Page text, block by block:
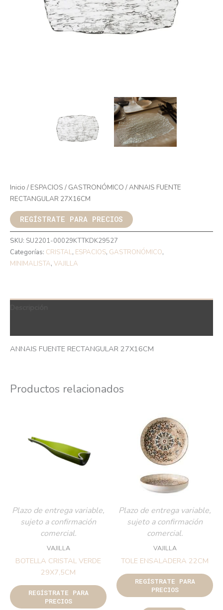
Inicio / ESPACIOS / GASTRONÓMICO / ANNAIS FUENTE
RECTANGULAR 27X16CM
REGÍSTRATE PARA PRECIOS
SKU: SU2201-00029KTTKDK29527
Categorías: CRISTAL, ESPACIOS, GASTRONÓMICO,
MINIMALISTA, VAJILLA
ANNAIS FUENTE RECTANGULAR 27X16CM
Productos relacionados
Plazo de entrega variable,
sujeto a confirmación
comercial.
VAJILLA
BOTELLA CRISTAL VERDE
29X7,5CM
REGÍSTRATE PARA
PRECIOS
Plazo de entrega variable,
sujeto a confirmación
comercial.
VAJILLA
TOLE ENSALADERA 22CM
REGÍSTRATE PARA
PRECIOS